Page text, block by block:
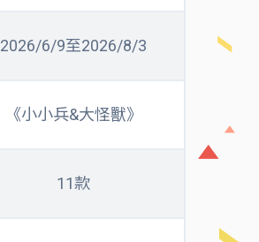
2026/6/9至2026/8/3
《小小兵&大怪獸》
11款